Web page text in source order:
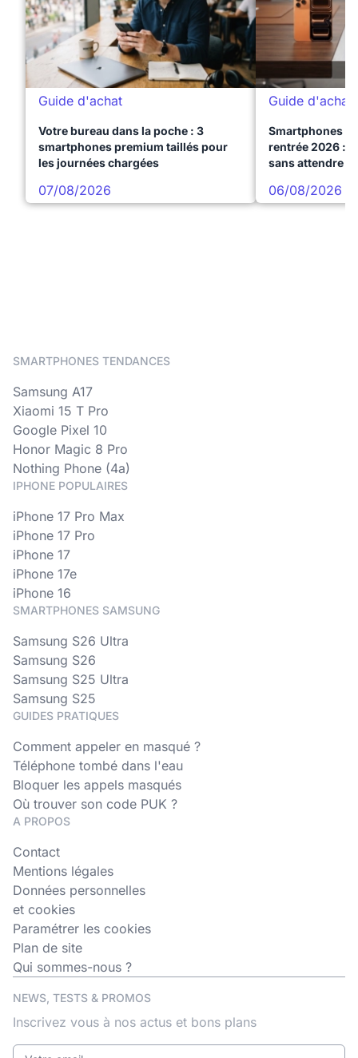
Guide d'achat
Votre bureau dans la poche : 3
smartphones premium taillés pour
les journées chargées
07/08/2026
Guide d'achat
Smartphones
rentrée 2026 :
sans attendre
06/08/2026
SMARTPHONES TENDANCES
Samsung A17
Xiaomi 15 T Pro
Google Pixel 10
Honor Magic 8 Pro
Nothing Phone (4a)
IPHONE POPULAIRES
iPhone 17 Pro Max
iPhone 17 Pro
iPhone 17
iPhone 17e
iPhone 16
SMARTPHONES SAMSUNG
Samsung S26 Ultra
Samsung S26
Samsung S25 Ultra
Samsung S25
GUIDES PRATIQUES
Comment appeler en masqué ?
Téléphone tombé dans l'eau
Bloquer les appels masqués
Où trouver son code PUK ?
A PROPOS
Contact
Mentions légales
Données personnelles
et cookies
Paramétrer les cookies
Plan de site
Qui sommes-nous ?
NEWS, TESTS & PROMOS
Inscrivez vous à nos actus et bons plans